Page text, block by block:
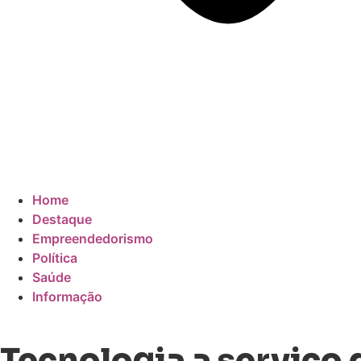
Home
Destaque
Empreendedorismo
Política
Saúde
Informação